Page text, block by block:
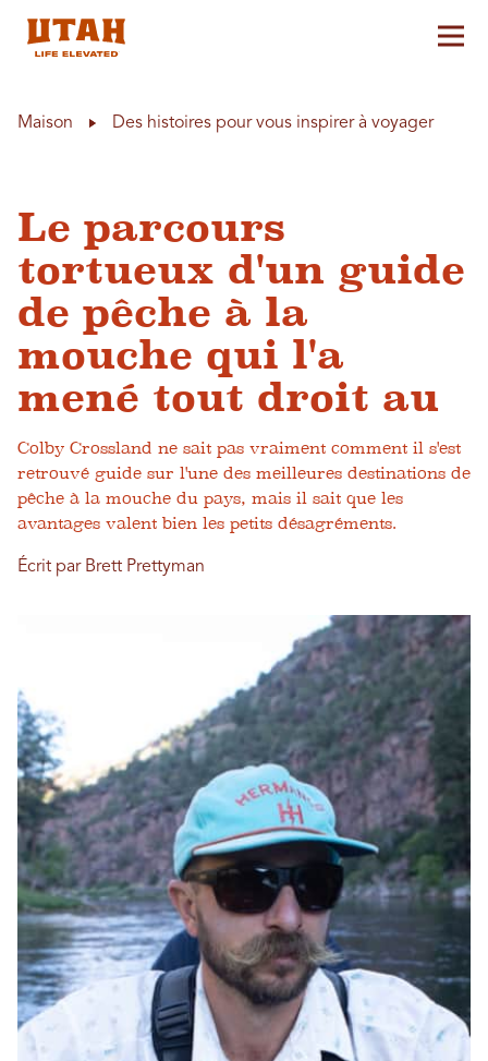
Maison Des histoires pour vous inspirer à voyager
Le parcours
tortueux d'un guide
de pêche à la
mouche qui l'a
mené tout droit au
Colby Crossland ne sait pas vraiment comment il s'est
retrouvé guide sur l'une des meilleures destinations de
pêche à la mouche du pays, mais il sait que les
avantages valent bien les petits désagréments.
Écrit par Brett Prettyman